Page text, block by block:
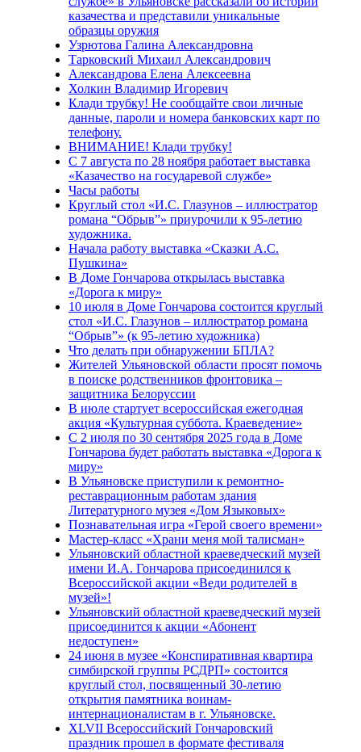
казачества и представили уникальные
образцы оружия
Узрютова Галина Александровна
Тарковский Михаил Александрович
Александрова Елена Алексеевна
Холкин Владимир Игоревич
Клади трубку! Не сообщайте свои личные
данные, пароли и номера банковских карт по
телефону.
ВНИМАНИЕ! Клади трубку!
С 7 августа по 28 ноября работает выставка
«Казачество на государевой службе»
Часы работы
Круглый стол «И.С. Глазунов – иллюстратор
романа “Обрыв”» приурочили к 95-летию
художника.
Начала работу выставка «Сказки А.С.
Пушкина»
В Доме Гончарова открылась выставка
«Дорога к миру»
10 июля в Доме Гончарова состоится круглый
стол «И.С. Глазунов – иллюстратор романа
“Обрыв”» (к 95-летию художника)
Что делать при обнаружении БПЛА?
Жителей Ульяновской области просят помочь
в поиске родственников фронтовика –
защитника Белоруссии
В июле стартует всероссийская ежегодная
акция «Культурная суббота. Краеведение»
С 2 июля по 30 сентября 2025 года в Доме
Гончарова будет работать выставка «Дорога к
миру»
В Ульяновске приступили к ремонтно-
реставрационным работам здания
Литературного музея «Дом Языковых»
Познавательная игра «Герой своего времени»
Мастер-класс «Храни меня мой талисман»
Ульяновский областной краеведческий музей
имени И.А. Гончарова присоединился к
Всероссийской акции «Веди родителей в
музей»!
Ульяновский областной краеведческий музей
присоединится к акции «Абонент
недоступен»
24 июня в музее «Конспиративная квартира
симбирской группы РСДРП» состоится
круглый стол, посвященный 30-летию
открытия памятника воинам-
интернационалистам в г. Ульяновске.
XLVII Всероссийский Гончаровский
праздник прошел в формате фестиваля